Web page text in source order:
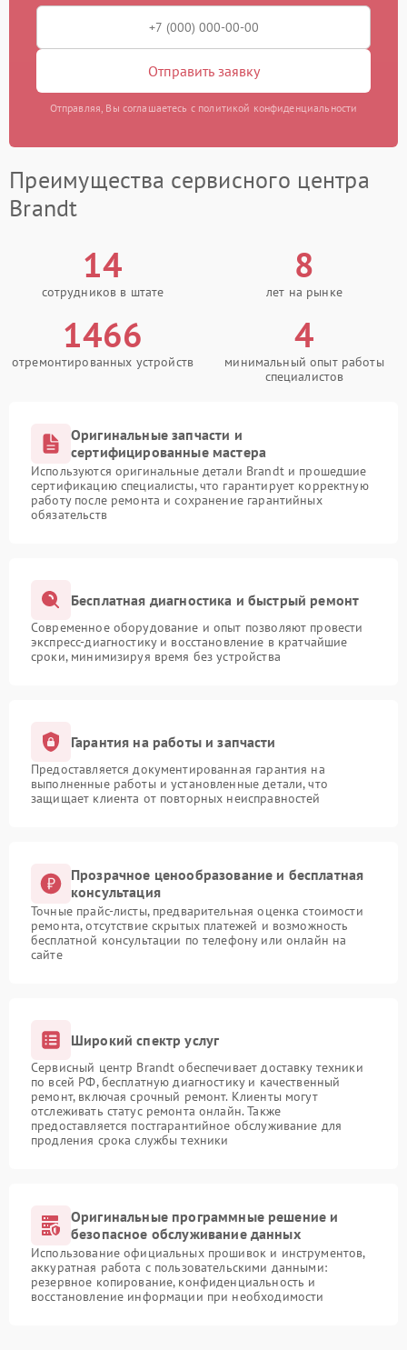
Отправить заявку
Отправляя, Вы соглашаетесь с политикой конфиденциальности
Преимущества сервисного центра
Brandt
14
сотрудников в штате
8
лет на рынке
1466
отремонтированных устройств
4
минимальный опыт работы
специалистов
Оригинальные запчасти и
сертифицированные мастера
Используются оригинальные детали Brandt и прошедшие
сертификацию специалисты, что гарантирует корректную
работу после ремонта и сохранение гарантийных
обязательств
Бесплатная диагностика и быстрый ремонт
Современное оборудование и опыт позволяют провести
экспресс-диагностику и восстановление в кратчайшие
сроки, минимизируя время без устройства
Гарантия на работы и запчасти
Предоставляется документированная гарантия на
выполненные работы и установленные детали, что
защищает клиента от повторных неисправностей
Прозрачное ценообразование и бесплатная
консультация
Точные прайс-листы, предварительная оценка стоимости
ремонта, отсутствие скрытых платежей и возможность
бесплатной консультации по телефону или онлайн на
сайте
Широкий спектр услуг
Сервисный центр Brandt обеспечивает доставку техники
по всей РФ, бесплатную диагностику и качественный
ремонт, включая срочный ремонт. Клиенты могут
отслеживать статус ремонта онлайн. Также
предоставляется постгарантийное обслуживание для
продления срока службы техники
Оригинальные программные решение и
безопасное обслуживание данных
Использование официальных прошивок и инструментов,
аккуратная работа с пользовательскими данными:
резервное копирование, конфиденциальность и
восстановление информации при необходимости